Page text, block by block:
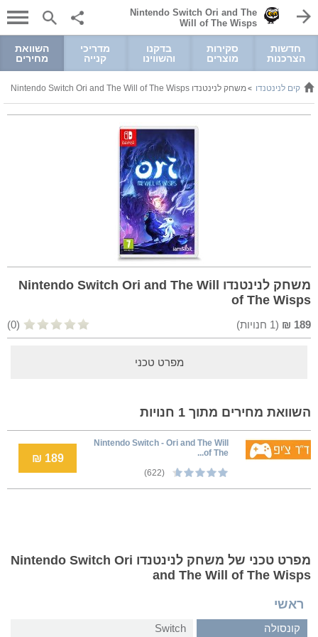
Nintendo Switch Ori and The
Will of The Wisps
חדשות
הצרכנות
סקירות
מוצרים
בדקנו
והשווינו
מדריכי
קנייה
השוואת
מחירים
משחקים לנינטנדו >משחק לנינטנדו Nintendo Switch Ori and The Will of The Wisps
משחק לנינטנדו Nintendo Switch Ori and The Will
of The Wisps
189
₪
(
1 חנויות) (0)
מפרט טכני
השוואת מחירים מתוך 1 חנויות
Nintendo Switch - Ori and The Will
of The...
(622)
189 ₪
מפרט טכני של משחק לנינטנדו Nintendo Switch Ori
and The Will of The Wisps
ראשי
קונסולה Switch